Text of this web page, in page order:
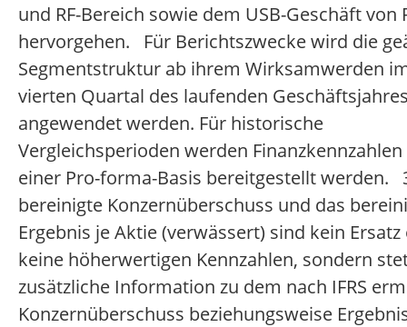
und RF-Bereich sowie dem USB-Geschäft von
hervorgehen. Für Berichtszwecke wird die
Segmentstruktur ab ihrem Wirksamwerden
vierten Quartal des laufenden
angewendet werden. Für historische
Vergleichsperioden werden
einer Pro-forma-Basis bereitgestellt werden.
bereinigte Konzernüberschuss und das
Ergebnis je Aktie (verwässert) sind kein
keine höherwertigen Kennzahlen, sondern
zusätzliche Information zu dem nach IFRS
Konzernüberschuss beziehungsweise